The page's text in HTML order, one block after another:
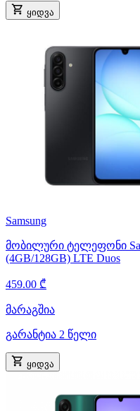
ყიდვა
Samsung
მობილური ტელეფონი
(4GB/128GB) LTE Duos
459.00 ₾
მარაგშია
გარანტია 2 წელი
ყიდვა